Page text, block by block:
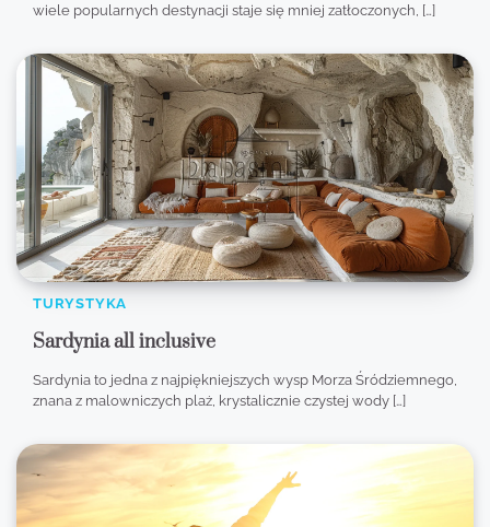
wiele popularnych destynacji staje się mniej zatłoczonych, […]
TURYSTYKA
Sardynia all inclusive
Sardynia to jedna z najpiękniejszych wysp Morza Śródziemnego,
znana z malowniczych plaż, krystalicznie czystej wody […]